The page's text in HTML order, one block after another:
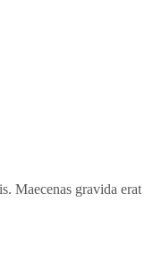
Maecenas gravida erat